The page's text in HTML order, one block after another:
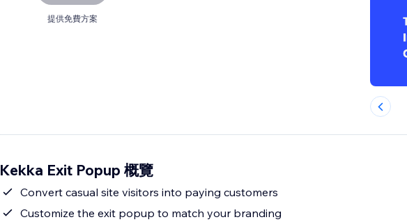
提供免費方案
Kekka Exit Popup 概覽
Convert casual site visitors into paying customers
Customize the exit popup to match your branding